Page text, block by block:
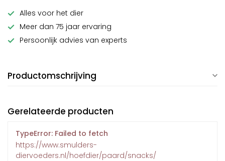
Alles voor het dier
Meer dan 75 jaar ervaring
Persoonlijk advies van experts
Productomschrijving
Gerelateerde producten
TypeError: Failed to fetch
https://www.smulders-
diervoeders.nl/hoefdier/paard/snacks/